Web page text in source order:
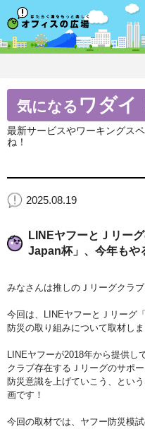
オフィスの広場
気になる ワダイ
最新サービスやワーキングス
ね！
2025.08.19
LINEヤフーとＪリー
Japan杯」、今年もや
みなさんは推しのＪリーグクラ
今回は、LINEヤフーとＪリーグ
防災の取り組みについて取材し
LINEヤフーが2018年から提供し
クラブ存在するＪリーグのサポ
防災意識を上げていこう、とい
画です！
今回の取材では、ヤフー防災模